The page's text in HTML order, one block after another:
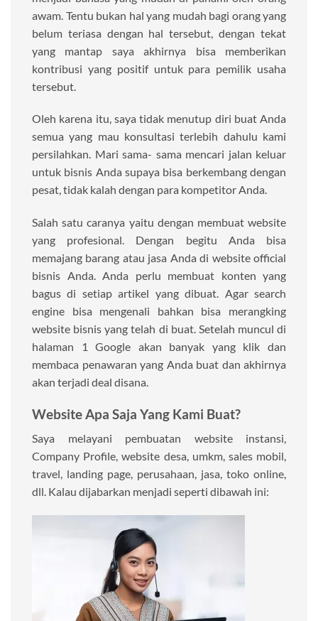
awam. Tentu bukan hal yang mudah bagi orang yang
belum teriasa dengan hal tersebut, dengan tekat
yang mantap saya akhirnya bisa memberikan
kontribusi yang positif untuk para pemilik usaha
tersebut.
Oleh karena itu, saya tidak menutup diri buat Anda
semua yang mau konsultasi terlebih dahulu kami
persilahkan. Mari sama- sama mencari jalan keluar
untuk bisnis Anda supaya bisa berkembang dengan
pesat, tidak kalah dengan para kompetitor Anda.
Salah satu caranya yaitu dengan membuat website
yang profesional. Dengan begitu Anda bisa
memajang barang atau jasa Anda di website official
bisnis Anda. Anda perlu membuat konten yang
bagus di setiap artikel yang dibuat. Agar search
engine bisa mengenali bahkan bisa merangking
website bisnis yang telah di buat. Setelah muncul di
halaman 1 Google akan banyak yang klik dan
membaca penawaran yang Anda buat dan akhirnya
akan terjadi deal disana.
Website Apa Saja Yang Kami Buat?
Saya melayani pembuatan website instansi,
Company Profile, website desa, umkm, sales mobil,
travel, landing page, perusahaan, jasa, toko online,
dll. Kalau dijabarkan menjadi seperti dibawah ini: